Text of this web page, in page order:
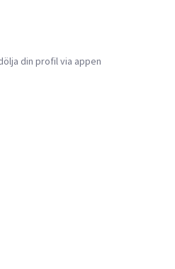
din profil via appen